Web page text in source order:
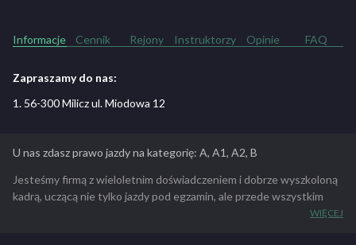
Informacje Cennik Rejony Instruktorzy Opinie FAQ
Zapraszamy do nas:
1. 56-300 Milicz ul. Miodowa 12
U nas zdasz prawo jazdy na kategorię: A, A1, A2, B
Jesteśmy firmą z wieloletnim doświadczeniem i dobrze wyszkoloną
kadrą, uczącą nie tylko jazdy pod egzamin, ale przede wszystkim
bezpiecznej jazdy w codziennym życiu! Co nas wyróżnia na tleWIĘCEJ